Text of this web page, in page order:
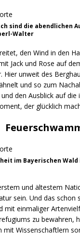
sind die abendlichen
Walter
den Wind in den
Jack und Rose auf
Hier unweit des
und so zum
den Ausblick auf
der glücklich
im Bayerischen
und ältestem
sein. Und das schon
mit einmaliger
zu bewahren,
mit Wissenschaftlern